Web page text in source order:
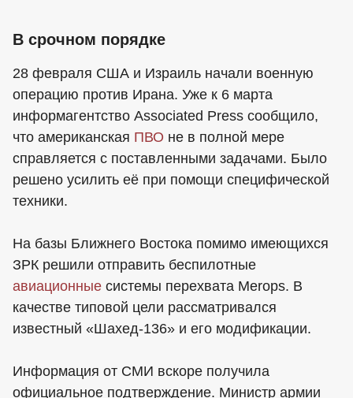
В срочном порядке
28 февраля США и Израиль начали военную
операцию против Ирана. Уже к 6 марта
информагентство Associated Press сообщило,
что американская ПВО не в полной мере
справляется с поставленными задачами. Было
решено усилить её при помощи специфической
техники.
На базы Ближнего Востока помимо имеющихся
ЗРК решили отправить беспилотные
авиационные системы перехвата Merops. В
качестве типовой цели рассматривался
известный «Шахед-136» и его модификации.
Информация от СМИ вскоре получила
официальное подтверждение. Министр армии